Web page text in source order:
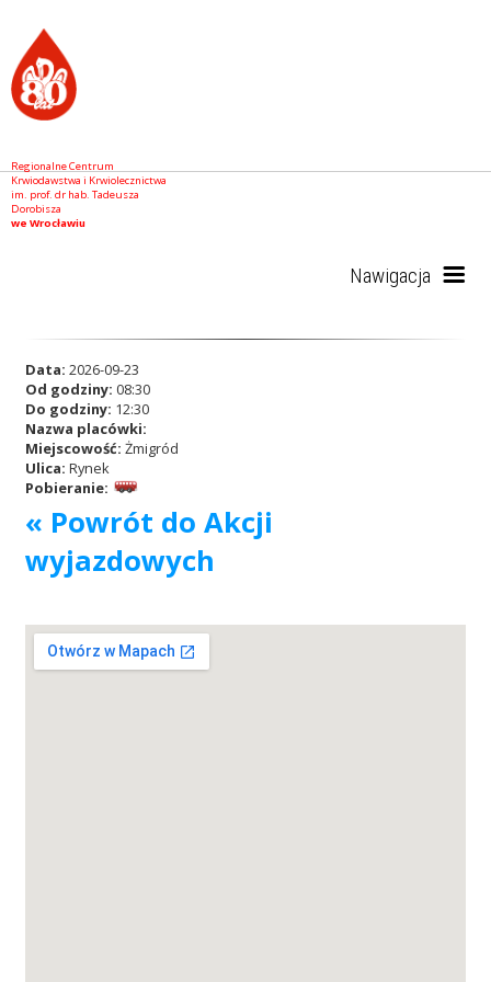
Regionalne Centrum
Krwiodawstwa i Krwiolecznictwa
im. prof. dr hab. Tadeusza
Dorobisza
we Wrocławiu
Nawigacja
RCKiK
Akcje wyjazdowe
Krwiodawcy
Data: 2026-09-23
Od godziny: 08:30
Do godziny: 12:30
Nazwa placówki:
Miejscowość: Żmigród
Ulica: Rynek
Pobieranie:
« Powrót do Akcji
wyjazdowych